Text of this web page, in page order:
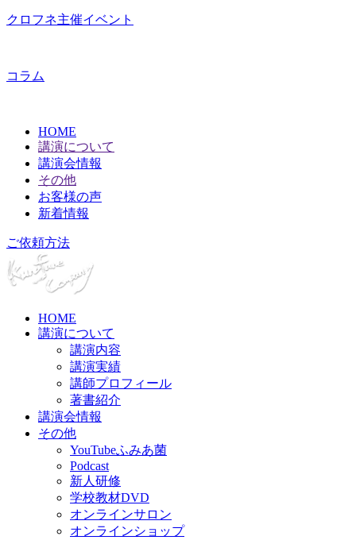
クロフネ主催イベント
コラム
HOME
講演について
講演会情報
その他
お客様の声
新着情報
ご依頼方法
HOME
講演について
講演内容
講演実績
講師プロフィール
著書紹介
講演会情報
その他
YouTubeふみあ菌
Podcast
新人研修
学校教材DVD
オンラインサロン
オンラインショップ